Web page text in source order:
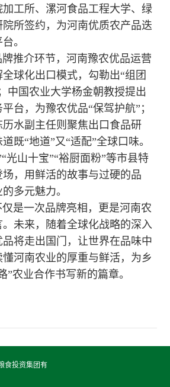
工所、漯河食品工程大学、绿
所签约，为河南优质农产品迭
。
推介环节，河南豫农优品运营
球化出口模式，勾勒出“组团
中国农业大学杨金朝教授提出
台，为豫农优品“保驾护航”；
水副主任则聚焦出口食品研
既“地道”又“适配”全球口味。
光山十宝”“裕厨面粉”等市县特
，用鲜活的故事与过硬的品
多元魅力。
是一次品牌亮相，更是河南农
未来，随着全球化战略的深入
将走出国门，让世界在品味中
河南农业的厚重与鲜活，为乡
”农业合作书写新的篇章。
食投资集团有